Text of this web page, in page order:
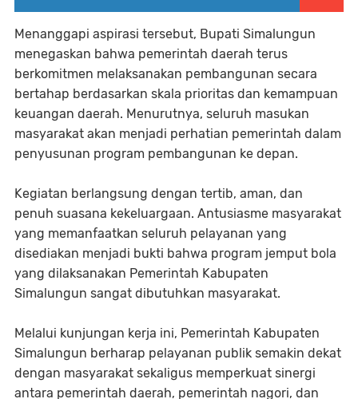
Menanggapi aspirasi tersebut, Bupati Simalungun
menegaskan bahwa pemerintah daerah terus
berkomitmen melaksanakan pembangunan secara
bertahap berdasarkan skala prioritas dan kemampuan
keuangan daerah. Menurutnya, seluruh masukan
masyarakat akan menjadi perhatian pemerintah dalam
penyusunan program pembangunan ke depan.
Kegiatan berlangsung dengan tertib, aman, dan
penuh suasana kekeluargaan. Antusiasme masyarakat
yang memanfaatkan seluruh pelayanan yang
disediakan menjadi bukti bahwa program jemput bola
yang dilaksanakan Pemerintah Kabupaten
Simalungun sangat dibutuhkan masyarakat.
Melalui kunjungan kerja ini, Pemerintah Kabupaten
Simalungun berharap pelayanan publik semakin dekat
dengan masyarakat sekaligus memperkuat sinergi
antara pemerintah daerah, pemerintah nagori, dan